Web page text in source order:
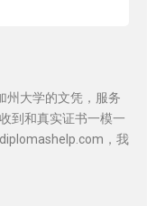
州大学的文凭，服务
到和真实证书一模一
，我